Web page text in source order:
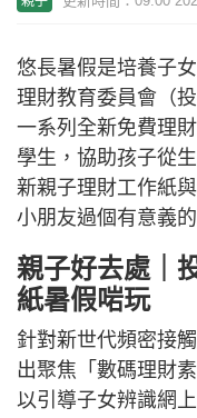
悠長暑假是培養子
理財教育委員會（
一系列全新免費理
學生，協助孩子從
新親子理財工作紙
小朋友過個有意義的
親子好去處｜
紙暑假啱玩
針對新世代頻密接
出聚焦「數碼理財
以引導子女辨識網